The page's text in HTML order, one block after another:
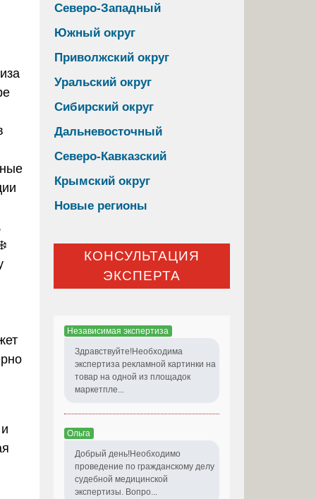
Северо-Западный
Южный округ
Приволжский округ
Уральский округ
Сибирский округ
Дальневосточный
Северо-Кавказский
Крымский округ
Новые регионы
КОНСУЛЬТАЦИЯ
ЭКСПЕРТА
Независимая экспертиза
Здравствуйте!Необходима
экспертиза рекламной картинки на
товар на одной из площадок
маркетпле...
Ольга
Добрый день!Необходимо
проведение по гражданскому делу
судебной медицинской
экспертизы. Вопро...